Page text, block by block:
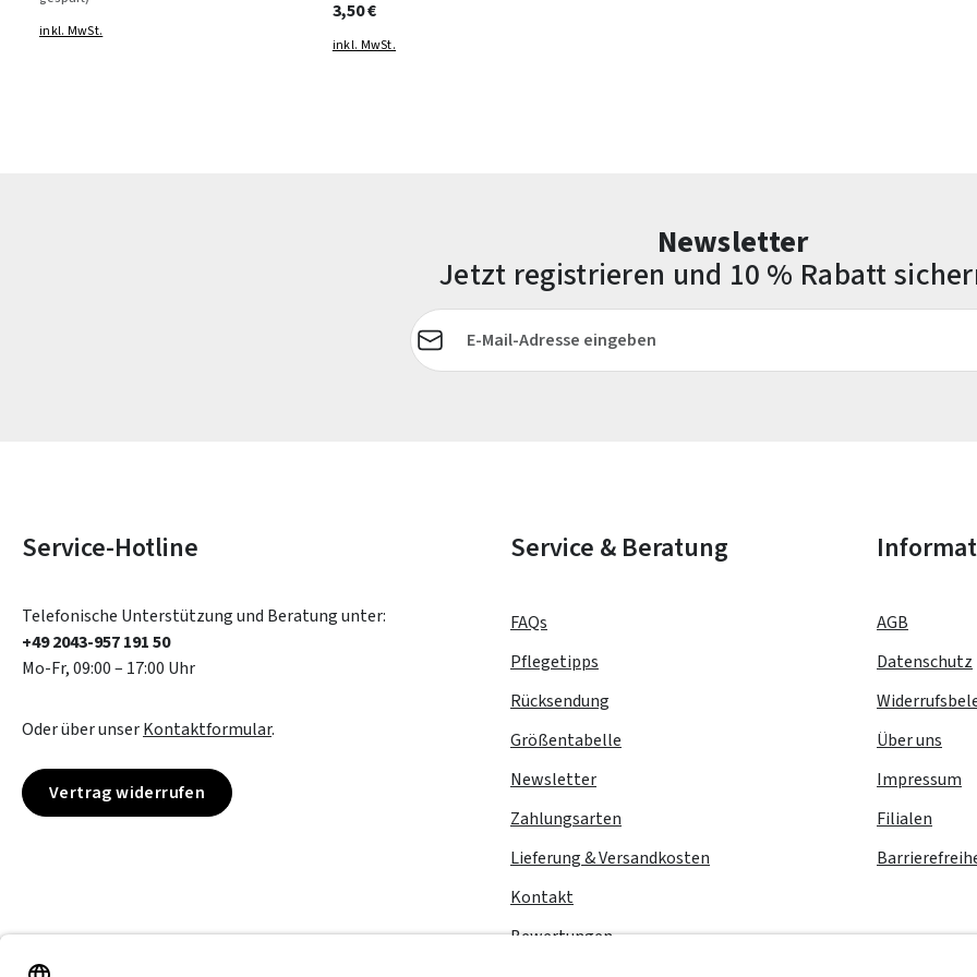
inkl. MwSt.
3,50 €
inkl. MwSt.
Newsletter
Jetzt registrieren und 10 % Rabatt
E-Mail-Adresse*
Service-Hotline
Telefonische Unterstützung und Beratung unter:
+49 2043-957 191 50
Mo-Fr, 09:00 – 17:00 Uhr
Oder über unserKontaktformular.
Vertrag widerrufen
Service & Beratung
FAQs
Pflegetipps
Rücksendung
Größentabelle
Newsletter
Zahlungsarten
Lieferung & Versandkosten
Kontakt
Bewertungen
AGB
Datenschutz
Über uns
Impressum
Filialen